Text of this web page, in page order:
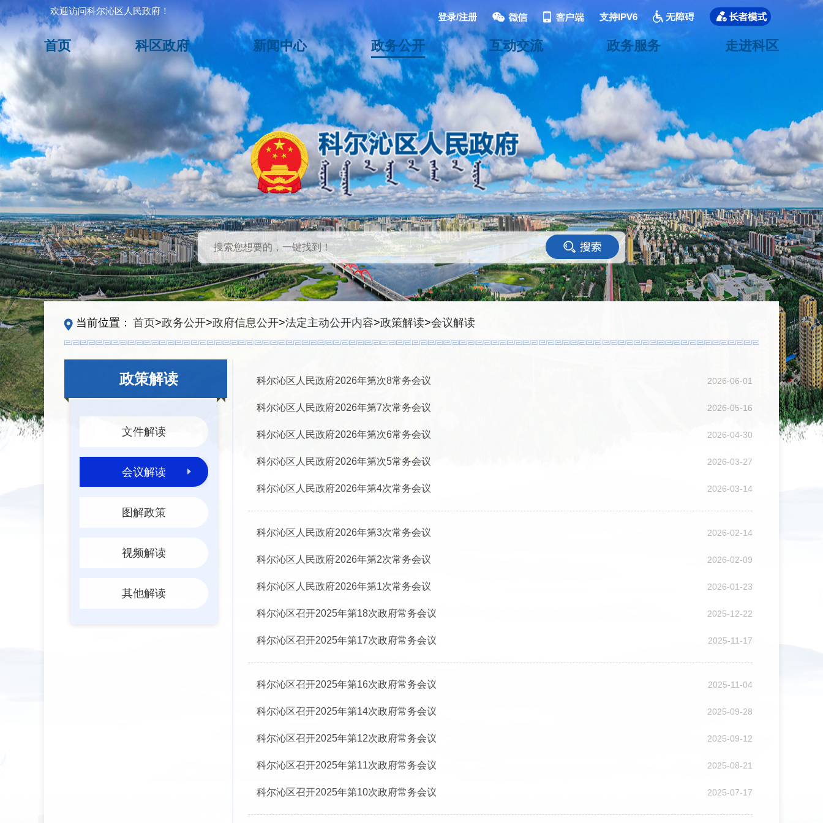
欢迎访问科尔沁区人民政府！
登录/注册 支持IPV6
首页 科区政府 新闻中心 政务公开 互动交流 政务服务 走进科区
<
当前位置： 首页>政务公开>政府信息公开>法定主动公开内容>政策解读>会议解读
政策解读
文件解读
会议解读
图解政策
视频解读
其他解读
科尔沁区人民政府2026年第次8常务会议 2026-06-01
科尔沁区人民政府2026年第7次常务会议 2026-05-16
科尔沁区人民政府2026年第次6常务会议 2026-04-30
科尔沁区人民政府2026年第次5常务会议 2026-03-27
科尔沁区人民政府2026年第4次常务会议 2026-03-14
科尔沁区人民政府2026年第3次常务会议 2026-02-14
科尔沁区人民政府2026年第2次常务会议 2026-02-09
科尔沁区人民政府2026年第1次常务会议 2026-01-23
科尔沁区召开2025年第18次政府常务会议 2025-12-22
科尔沁区召开2025年第17次政府常务会议 2025-11-17
科尔沁区召开2025年第16次政府常务会议 2025-11-04
科尔沁区召开2025年第14次政府常务会议 2025-09-28
科尔沁区召开2025年第12次政府常务会议 2025-09-12
科尔沁区召开2025年第11次政府常务会议 2025-08-21
科尔沁区召开2025年第10次政府常务会议 2025-07-17